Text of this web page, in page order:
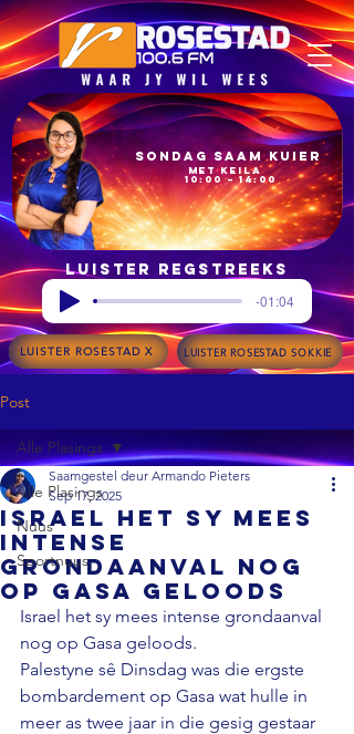
10:00 – 14:00
met Keila
Sondag Saam Kuier
Luister regstreeks
-01:04
LUISTER ROSESTAD X LUISTER ROSESTAD SOKKIE
Post
Alle Plasings
Nuus
Sportnuus
Alle Plasings
Israel het sy mees
intense
grondaanval nog
op Gasa geloods
Saamgestel deur Armando Pieters
Sep 17, 2025
Israel het sy mees intense grondaanval
nog op Gasa geloods.
Palestyne sê Dinsdag was die ergste
bombardement op Gasa wat hulle in
meer as twee jaar in die gesig gestaar